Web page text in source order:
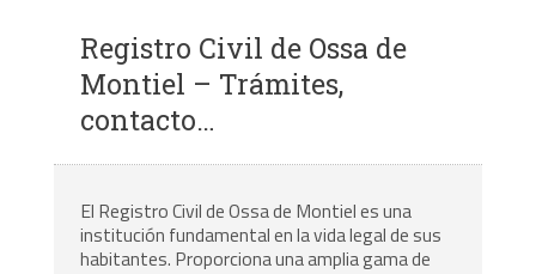
Registro Civil de Ossa de
Montiel – Trámites,
contacto…
El Registro Civil de Ossa de Montiel es una
institución fundamental en la vida legal de sus
habitantes. Proporciona una amplia gama de